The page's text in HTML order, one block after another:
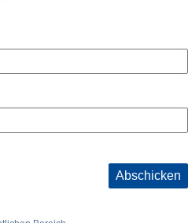
Abschicken